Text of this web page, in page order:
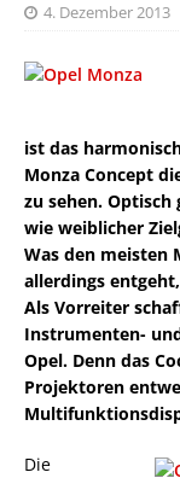
4. Dezember 2013
ist das
Monza Concept
zu sehen.
wie weiblicher
Was den meisten
allerdings
Als Vorreiter
Instrumenten-
Opel. Denn das
Projektoren
Die